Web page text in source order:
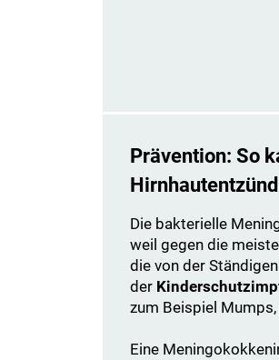
Prävention: So
Die bakterielle
weil gegen die
die von der
der
zum Beispiel
Eine